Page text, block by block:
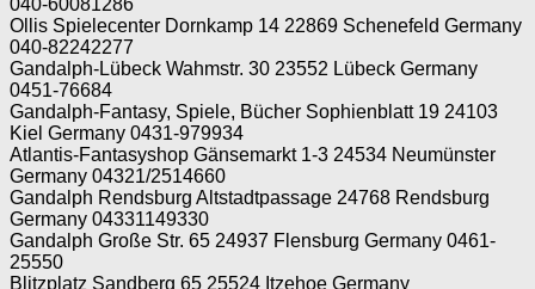
040-60081286
Ollis Spielecenter Dornkamp 14 22869 Schenefeld Germany
040-82242277
Gandalph-Lübeck Wahmstr. 30 23552 Lübeck Germany
0451-76684
Gandalph-Fantasy, Spiele, Bücher Sophienblatt 19 24103
Kiel Germany 0431-979934
Atlantis-Fantasyshop Gänsemarkt 1-3 24534 Neumünster
Germany 04321/2514660
Gandalph Rendsburg Altstadtpassage 24768 Rendsburg
Germany 04331149330
Gandalph Große Str. 65 24937 Flensburg Germany 0461-
25550
Blitzplatz Sandberg 65 25524 Itzehoe Germany